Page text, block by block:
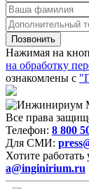
Нажимая на
на обработку
ознакомлены с
Все права
Телефон: 8 800
Для СМИ:
Хотите работать
a@inginirium.ru